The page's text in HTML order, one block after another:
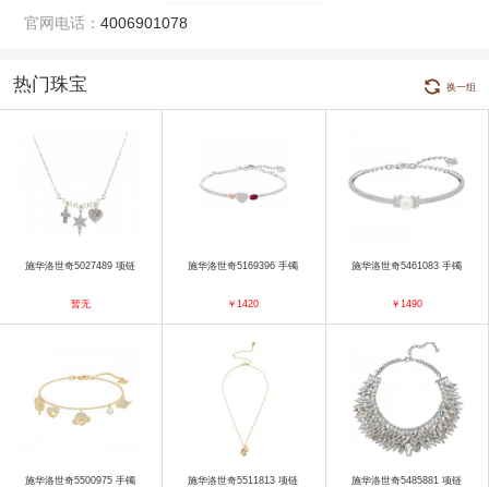
官网电话： 4006901078
热门珠宝 换一组
施华洛世奇5027489 项链
暂无
施华洛世奇5169396 手镯
￥1420
施华洛世奇5461083 手镯
￥1490
施华洛世奇5500975 手镯 施华洛世奇5511813 项链 施华洛世奇5485881 项链